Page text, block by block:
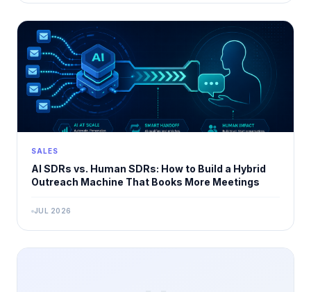
SALES
AI SDRs vs. Human SDRs: How to Build a Hybrid
Outreach Machine That Books More Meetings
JUL 2026